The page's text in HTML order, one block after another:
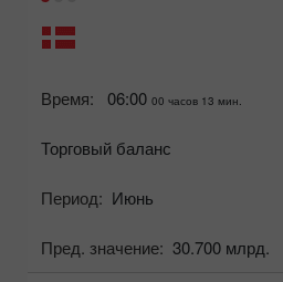
Время: 06:00 00 часов 13 мин.
Торговый баланс
Период: Июнь
Пред. значение: 30.700 млрд.